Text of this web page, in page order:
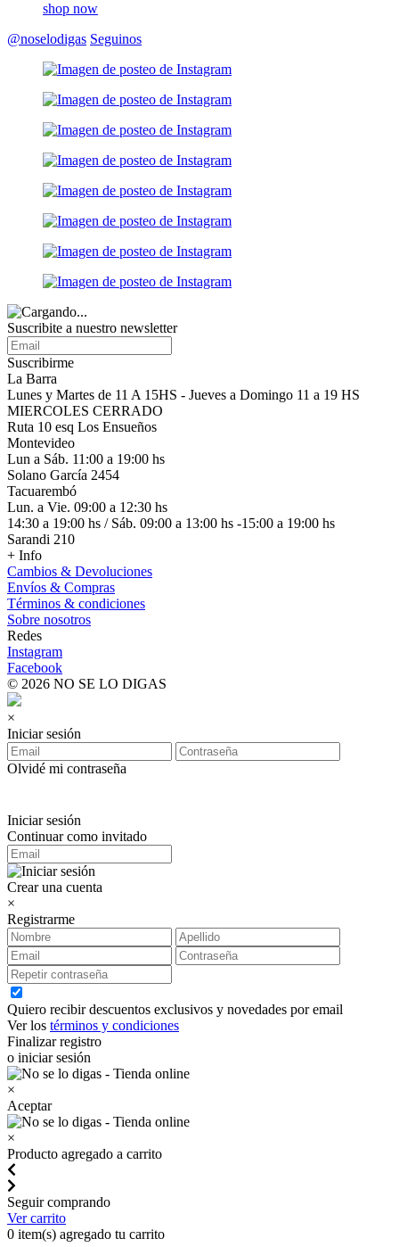
shop now
@noselodigas Seguinos
Suscribite a nuestro newsletter
Suscribirme
La Barra
Lunes y Martes de 11 A 15HS - Jueves a Domingo 11 a 19 HS
MIERCOLES CERRADO
Ruta 10 esq Los Ensueños
Montevideo
Lun a Sáb. 11:00 a 19:00 hs
Solano García 2454
Tacuarembó
Lun. a Vie. 09:00 a 12:30 hs
14:30 a 19:00 hs / Sáb. 09:00 a 13:00 hs -15:00 a 19:00 hs
Sarandi 210
+ Info
Cambios & Devoluciones
Envíos & Compras
Términos & condiciones
Sobre nosotros
Redes
Instagram
Facebook
© 2026 NO SE LO DIGAS
×
Iniciar sesión
Olvidé mi contraseña
Iniciar sesión
Continuar como invitado
Crear una cuenta
×
Registrarme
Quiero recibir descuentos exclusivos y novedades por email
Ver los términos y condiciones
Finalizar registro
o iniciar sesión
×
Aceptar
×
Producto agregado a carrito
Seguir comprando
Ver carrito
0 item(s) agregado tu carrito